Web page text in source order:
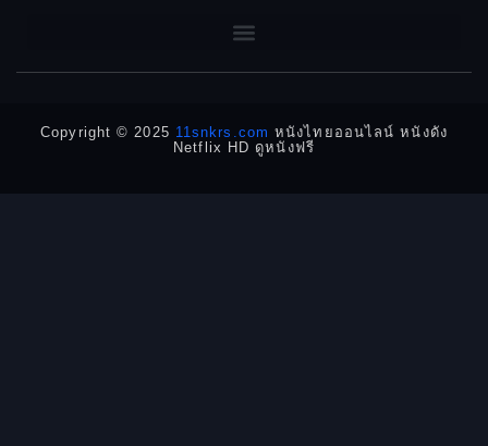
DC
Detective
Detective สืบสวน
Copyright © 2025 11snkrs.com หนังไทยออนไลน์ หนังดัง
Netflix HD ดูหนังฟรี